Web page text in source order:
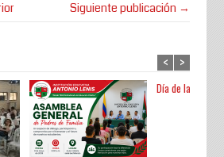
Siguiente publicación →
Día de la Tierra.
< >